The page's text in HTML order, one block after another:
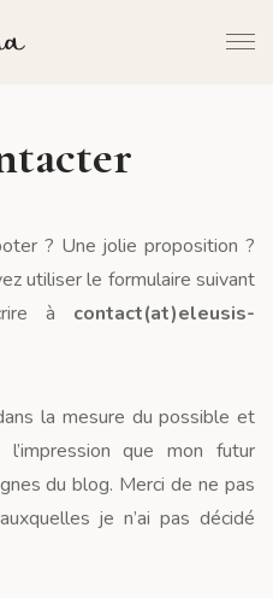
? Une jolie proposition ?
utiliser le formulaire suivant
à contact(at)eleusis-
la mesure du possible et
que mon futur
du blog. Merci de ne pas
je n’ai pas décidé